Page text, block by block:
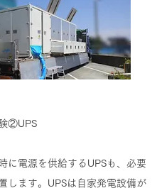
②UPS
に電源を供給するUPSも、必要
します。UPSは自家発電設備が